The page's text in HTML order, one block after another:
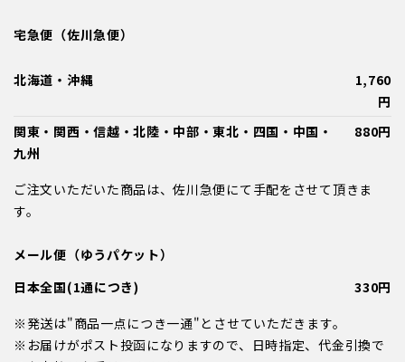
宅急便（佐川急便）
北海道・沖縄
1,760
円
関東・関西・信越・北陸・中部・東北・四国・中国・
九州
880円
ご注文いただいた商品は、佐川急便にて手配をさせて頂きま
す。
メール便（ゆうパケット）
日本全国(1通につき)
330円
※発送は"商品一点につき一通"とさせていただきます。
※お届けがポスト投函になりますので、日時指定、代金引換で